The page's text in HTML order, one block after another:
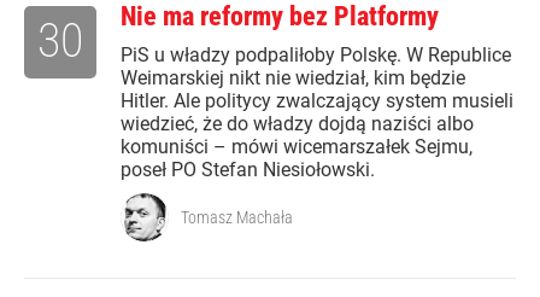
Nie ma reformy bez Platformy
PiS u władzy podpaliłoby Polskę. W Republice
Weimarskiej nikt nie wiedział, kim będzie
Hitler. Ale politycy zwalczający system musieli
wiedzieć, że do władzy dojdą naziści albo
komuniści – mówi wicemarszałek Sejmu,
poseł PO Stefan Niesiołowski.
30
Tomasz Machała